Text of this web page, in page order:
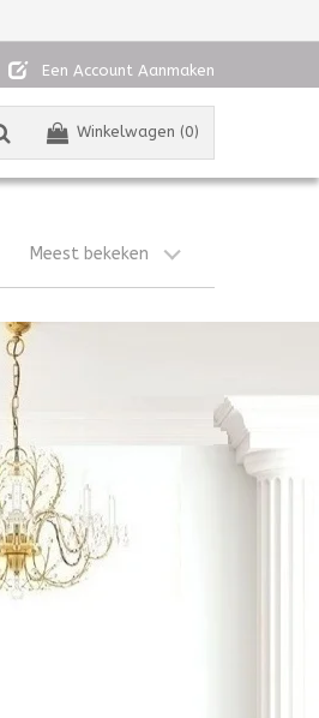
Een Account Aanmaken
Winkelwagen (0)
Meest bekeken